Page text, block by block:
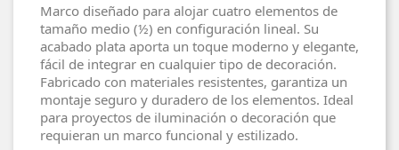
Marco diseñado para alojar cuatro elementos de
tamaño medio (½) en configuración lineal. Su
acabado plata aporta un toque moderno y elegante,
fácil de integrar en cualquier tipo de decoración.
Fabricado con materiales resistentes, garantiza un
montaje seguro y duradero de los elementos. Ideal
para proyectos de iluminación o decoración que
requieran un marco funcional y estilizado.